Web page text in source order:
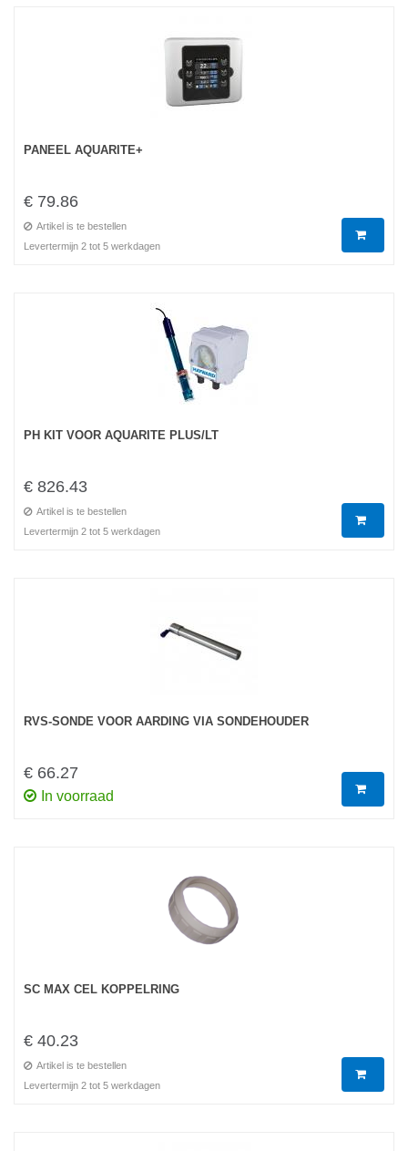
PANEEL AQUARITE+
€ 79.86
Artikel is te bestellen
Levertermijn 2 tot 5 werkdagen
PH KIT VOOR AQUARITE PLUS/LT
€ 826.43
Artikel is te bestellen
Levertermijn 2 tot 5 werkdagen
RVS-SONDE VOOR AARDING VIA SONDEHOUDER
€ 66.27
In voorraad
SC MAX CEL KOPPELRING
€ 40.23
Artikel is te bestellen
Levertermijn 2 tot 5 werkdagen